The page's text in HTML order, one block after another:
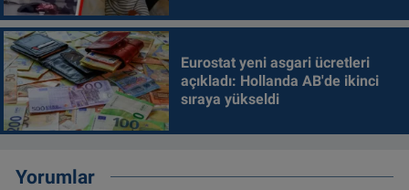
Eurostat yeni asgari ücretleri
açıkladı: Hollanda AB'de ikinci
sıraya yükseldi
Yorumlar